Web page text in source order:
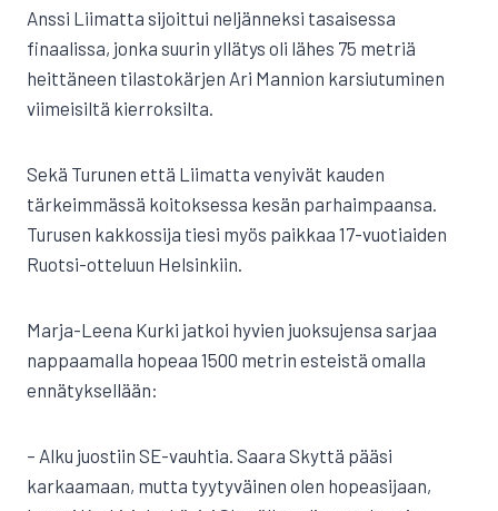
Anssi Liimatta sijoittui neljänneksi tasaisessa
finaalissa, jonka suurin yllätys oli lähes 75 metriä
heittäneen tilastokärjen Ari Mannion karsiutuminen
viimeisiltä kierroksilta.
Sekä Turunen että Liimatta venyivät kauden
tärkeimmässä koitoksessa kesän parhaimpaansa.
Turusen kakkossija tiesi myös paikkaa 17-vuotiaiden
Ruotsi-otteluun Helsinkiin.
Marja-Leena Kurki jatkoi hyvien juoksujensa sarjaa
nappaamalla hopeaa 1500 metrin esteistä omalla
ennätyksellään:
– Alku juostiin SE-vauhtia. Saara Skyttä pääsi
karkaamaan, mutta tyytyväinen olen hopeasijaan,